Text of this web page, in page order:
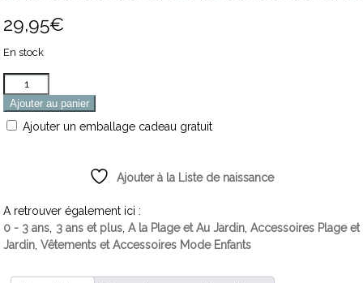
29,95€
En stock
Quantité
Ajouter au panier
Ajouter un emballage cadeau gratuit
Ajouter à la Liste de naissance
A retrouver également ici :
0 - 3 ans 3 ans et plus, A la Plage et Au Jardin, Accessoires Plage et
Jardin ,Vêtements et Accessoires Mode Enfants